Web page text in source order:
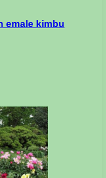
emale kimbu